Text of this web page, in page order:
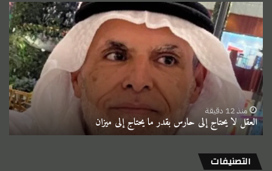
العقل
لا
يحتاج
إلى
حارس
بقدر
ما
يحتاج
إلى
ميزان
منذ 12 دقيقة
العقل لا يحتاج إلى حارس بقدر ما يحتاج إلى ميزان
التصنيفات